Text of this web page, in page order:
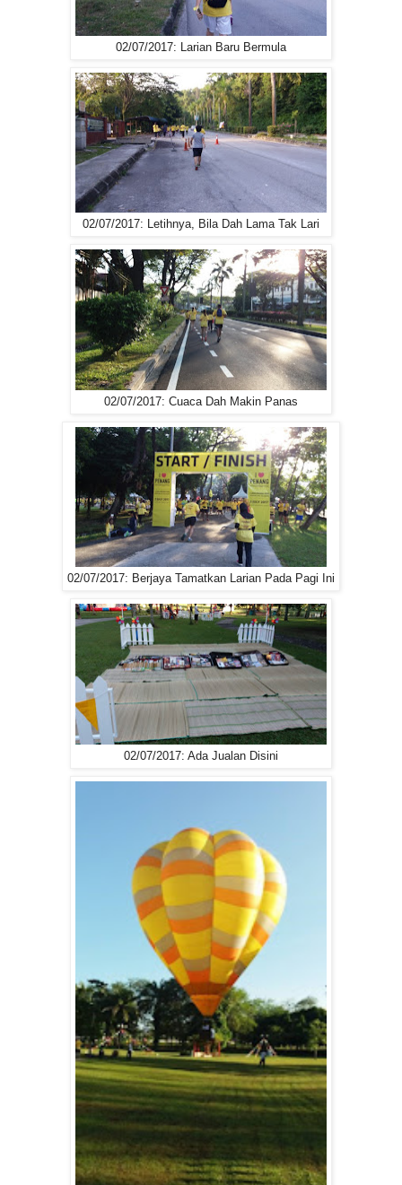
02/07/2017: Larian Baru Bermula
02/07/2017: Letihnya, Bila Dah Lama Tak Lari
02/07/2017: Cuaca Dah Makin Panas
02/07/2017: Berjaya Tamatkan Larian Pada Pagi Ini
02/07/2017: Ada Jualan Disini